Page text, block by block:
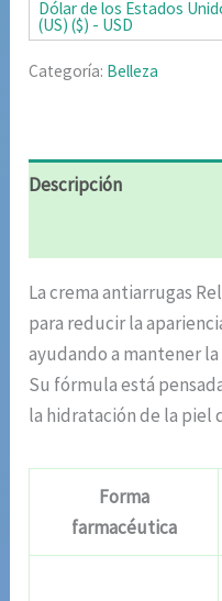
era:
$63.22.
Dólar de los Estados
(US) ($) - USD
Categoría: Belleza
Descripción
La crema antiarrugas
para reducir la
ayudando a mantener
Su fórmula está
la hidratación de la piel
Forma
farmacéutica